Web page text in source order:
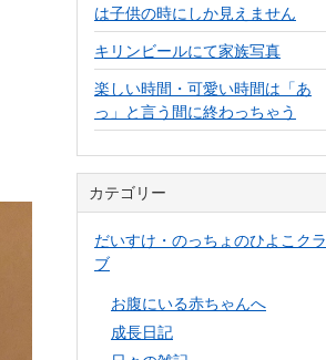
は子供の時にしか見えません
キリンビールにて家族写真
楽しい時間・可愛い時間は「あ
っ」と言う間に終わっちゃう
カテゴリー
だいすけ・のっちょのひよこクラ
ブ
お腹にいる赤ちゃんへ
成長日記